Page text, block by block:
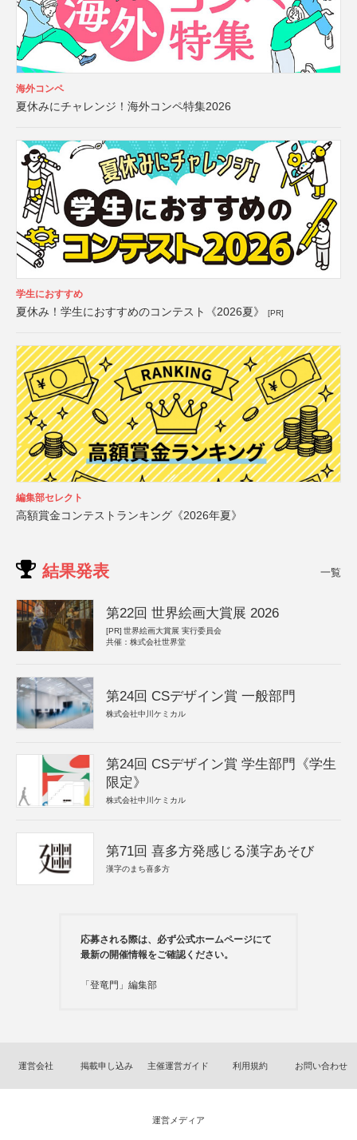
海外コンペ
夏休みにチャレンジ！海外コンペ特集2026
学生におすすめ
夏休み！学生におすすめのコンテスト《2026夏》 [PR]
編集部セレクト
高額賞金コンテストランキング《2026年夏》
結果発表 一覧
第22回 世界絵画大賞展 2026
[PR] 世界絵画大賞展 実行委員会
共催：株式会社世界堂
第24回 CSデザイン賞 一般部門
株式会社中川ケミカル
第24回 CSデザイン賞 学生部門《学生
限定》
株式会社中川ケミカル
第71回 喜多方発感じる漢字あそび
漢字のまち喜多方
応募される際は、必ず公式ホームページにて
最新の開催情報をご確認ください。
「登竜門」編集部
運営会社 掲載申し込み 主催運営ガイド 利用規約 お問い合わせ
運営メディア